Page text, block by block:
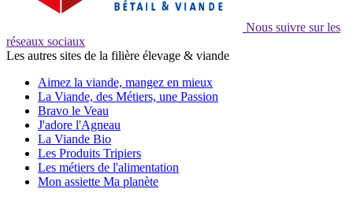
Nous suivre sur les
réseaux sociaux
Les autres sites de la filière élevage & viande
Aimez la viande, mangez en mieux
La Viande, des Métiers, une Passion
Bravo le Veau
J'adore l'Agneau
La Viande Bio
Les Produits Tripiers
Les métiers de l'alimentation
Mon assiette Ma planète